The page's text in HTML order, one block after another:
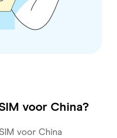
voor China?
voor China